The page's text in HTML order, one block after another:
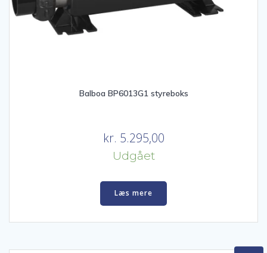
Balboa BP6013G1 styreboks
kr. 5.295,00
Udgået
Læs mere